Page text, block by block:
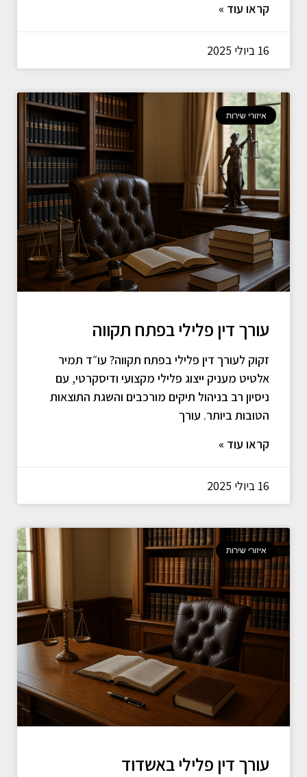
קראו עוד »
16 ביולי 2025
איזורי שירות
עורך דין פלילי בפתח תקווה
זקוק לעורך דין פלילי בפתח תקווה? עו״ד תמיר
אלטיט מעניק ייצוג פלילי מקצועי ודיסקרטי, עם
ניסיון רב בניהול תיקים מורכבים והשגת התוצאות
הטובות ביותר. עורך
קראו עוד »
16 ביולי 2025
איזורי שירות
עורך דין פלילי באשדוד